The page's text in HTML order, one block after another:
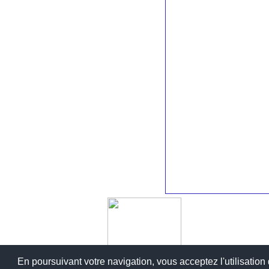
En poursuivant votre navigation, vous acceptez